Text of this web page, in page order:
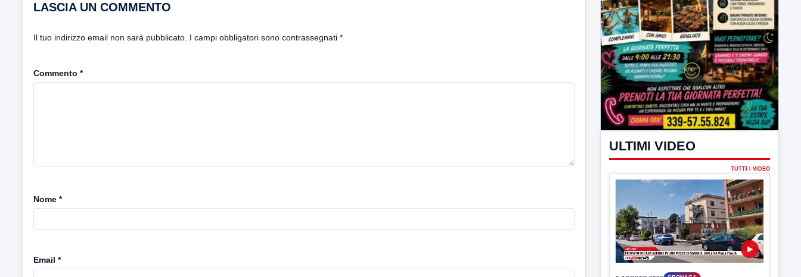
LASCIA UN COMMENTO
Il tuo indirizzo email non sarà pubblicato. I campi obbligatori sono contrassegnati *
Commento *
Nome *
Email *
ULTIMI VIDEO
▶